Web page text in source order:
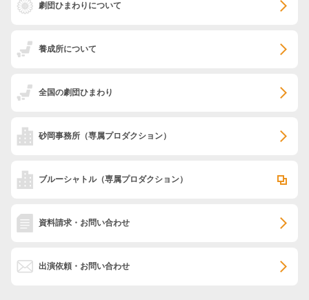
劇団ひまわりについて
養成所について
全国の劇団ひまわり
砂岡事務所 （専属プロダクション）
ブルーシャトル（専属プロダクション）
資料請求・お問い合わせ
出演依頼・お問い合わせ